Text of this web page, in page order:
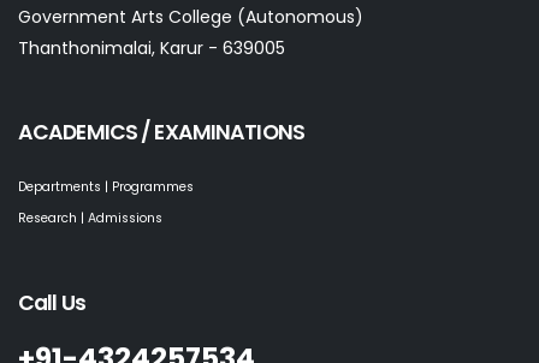
Government Arts College (Autonomous)
Thanthonimalai, Karur - 639005
ACADEMICS / EXAMINATIONS
Departments | Programmes
Research | Admissions
Call Us